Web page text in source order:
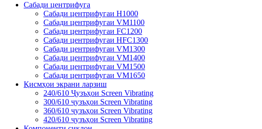
Сабади центрифуга
Сабади центрифугаи H1000
Сабади центрифугаи VM1100
Сабади центрифугаи FC1200
Сабади центрифугаи HFC1300
Сабади центрифугаи VM1300
Сабади центрифугаи VM1400
Сабади центрифугаи VM1500
Сабади центрифугаи VM1650
Қисмҳои экрани ларзиш
240/610 Ҷузъҳои Screen Vibrating
300/610 ҷузъҳои Screen Vibrating
360/610 ҷузъҳои Screen Vibrating
420/610 ҷузъҳои Screen Vibrating